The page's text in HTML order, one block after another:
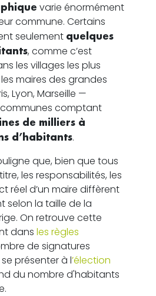
varie énormément
commune. Certains
seulement quelques
, comme c’est
les villages les plus
les maires des grandes
Lyon, Marseille —
comptant
de milliers à
d’habitants.
que, bien que tous
les responsabilités, les
réel d’un maire diffèrent
selon la taille de la
On retrouve cette
dans les règles
de signatures
présenter à l’élection
du nombre d'habitants